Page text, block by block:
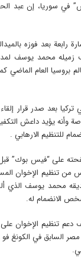
في سوريا، إن عبد
رابعة بعد فوزه
زميله محمد يوسف
بروسيا العام
بعد صدر قرار
يؤيد داعش
للتنظيم الارهابي .
على “فيس بوك”
من تنظيم الإخوان
محمد يوسف الذي
الانضمام له.
تنظيم الإخوان
السابق في الكونغ فو